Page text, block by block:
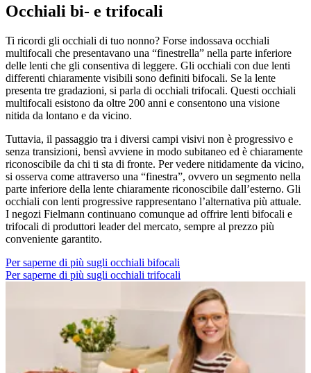
Occhiali bi- e trifocali
Ti ricordi gli occhiali di tuo nonno? Forse indossava occhiali
multifocali che presentavano una “finestrellaˮ nella parte inferiore
delle lenti che gli consentiva di leggere. Gli occhiali con due lenti
differenti chiaramente visibili sono definiti bifocali. Se la lente
presenta tre gradazioni, si parla di occhiali trifocali. Questi occhiali
multifocali esistono da oltre 200 anni e consentono una visione
nitida da lontano e da vicino.
Tuttavia, il passaggio tra i diversi campi visivi non è progressivo e
senza transizioni, bensì avviene in modo subitaneo ed è chiaramente
riconoscibile da chi ti sta di fronte. Per vedere nitidamente da vicino,
si osserva come attraverso una “finestraˮ, ovvero un segmento nella
parte inferiore della lente chiaramente riconoscibile dall’esterno. Gli
occhiali con lenti progressive rappresentano l’alternativa più attuale.
I negozi Fielmann continuano comunque ad offrire lenti bifocali e
trifocali di produttori leader del mercato, sempre al prezzo più
conveniente garantito.
Per saperne di più sugli occhiali bifocali
Per saperne di più sugli occhiali trifocali